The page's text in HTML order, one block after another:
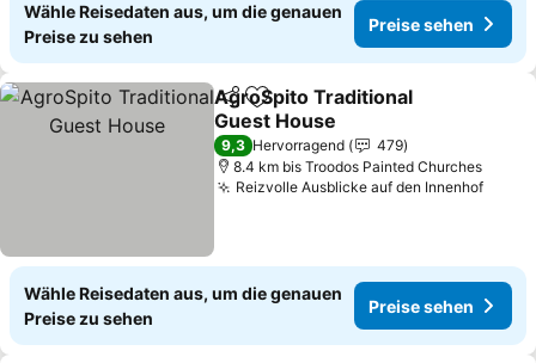
Wähle Reisedaten aus, um die genauen
Preise zu sehen
Preise sehen
TeilenZu Favoriten hinzufügen
AgroSpito Traditional
Guest House
Preise sehen
9,3 Hervorragend
479
8.4 km bis Troodos Painted Churches
Reizvolle Ausblicke auf den Innenhof
Wähle Reisedaten aus, um die genauen
Preise zu sehen
Preise sehen